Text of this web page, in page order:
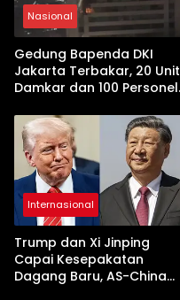
Nasional
Gedung Bapenda DKI
Jakarta Terbakar, 20 Unit
Damkar dan 100 Personel
Internasional
Trump dan Xi Jinping
Capai Kesepakatan
Dagang Baru, AS-China